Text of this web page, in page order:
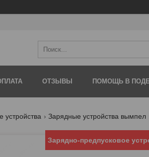
ОТЗЫВЫ ПОМОЩЬ В
устройства Зарядные устройства вымпел
Зарядно-предпусковое